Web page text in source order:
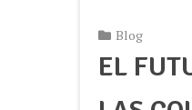
Blog
EL